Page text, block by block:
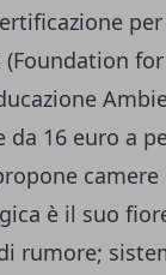
(Foundation
16 euro a
è il suo
rumore;